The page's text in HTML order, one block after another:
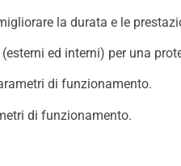
la durata e le
ed interni) per una
di funzionamento.
di funzionamento.